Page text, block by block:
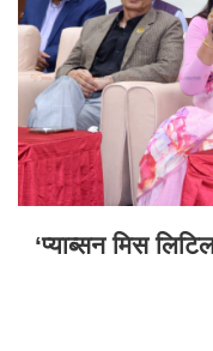
‘प्याब्सन मिस